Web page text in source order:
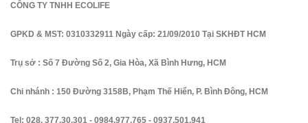
CÔNG TY TNHH ECOLIFE
GPKD & MST: 0310332911 Ngày cấp: 21/09/2010 Tại SKHĐT HCM
Trụ sở : Số 7 Đường Số 2, Gia Hòa, Xã Bình Hưng, HCM
Chi nhánh : 150 Đường 3158B, Phạm Thế Hiển, P. Bình Đông, HCM
Tel: 028. 377.30.301 - 0984.977.765 - 0937.501.941